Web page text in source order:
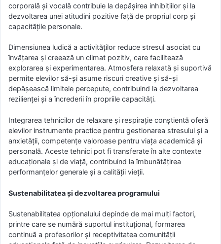
corporală și vocală contribuie la depășirea inhibițiilor și la
dezvoltarea unei atitudini pozitive față de propriul corp și
capacitățile personale.
Dimensiunea ludică a activităților reduce stresul asociat cu
învățarea și creează un climat pozitiv, care facilitează
explorarea și experimentarea. Atmosfera relaxată și suportivă
permite elevilor să-și asume riscuri creative și să-și
depășească limitele percepute, contribuind la dezvoltarea
rezilienței și a încrederii în propriile capacități.
Integrarea tehnicilor de relaxare și respirație conștientă oferă
elevilor instrumente practice pentru gestionarea stresului și a
anxietății, competențe valoroase pentru viața academică și
personală. Aceste tehnici pot fi transferate în alte contexte
educaționale și de viață, contribuind la îmbunătățirea
performanțelor generale și a calității vieții.
Sustenabilitatea și dezvoltarea programului
Sustenabilitatea opționalului depinde de mai mulți factori,
printre care se numără suportul instituțional, formarea
continuă a profesorilor și receptivitatea comunității